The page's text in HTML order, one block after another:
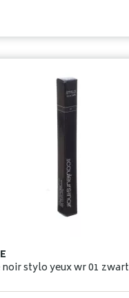
noir stylo yeux wr 01 zwart